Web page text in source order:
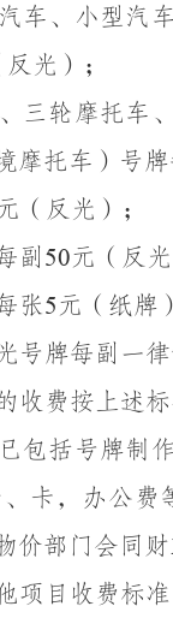
车、小型
光）；
三轮摩托
摩托车）号
（反光）；
副50元（反
张5元（纸牌
号牌每副一
收费按上述
包括号牌
卡，办公
价部门会同
项目收费标准